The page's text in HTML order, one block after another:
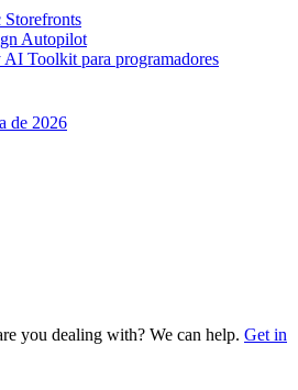
Storefronts
Autopilot
AI Toolkit para programadores
de 2026
you dealing with? We can help. Get in